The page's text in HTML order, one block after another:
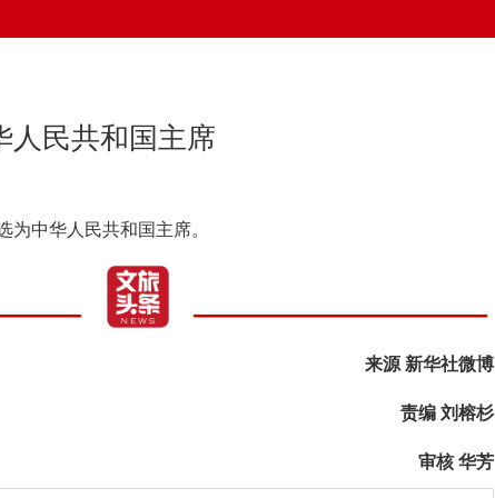
人民共和国主席
中华人民共和国主席。
来源 新华社微博
责编 刘榕杉
审核 华芳